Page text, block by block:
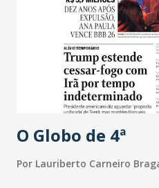
O Globo de 4ª
Por Lauriberto Carneiro